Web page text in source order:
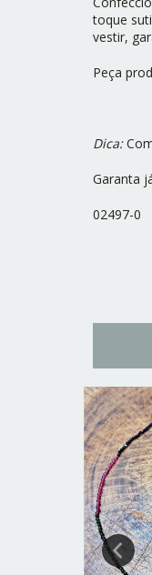
toque
vestir,
Peça
Dica:
Garanta
02497-0